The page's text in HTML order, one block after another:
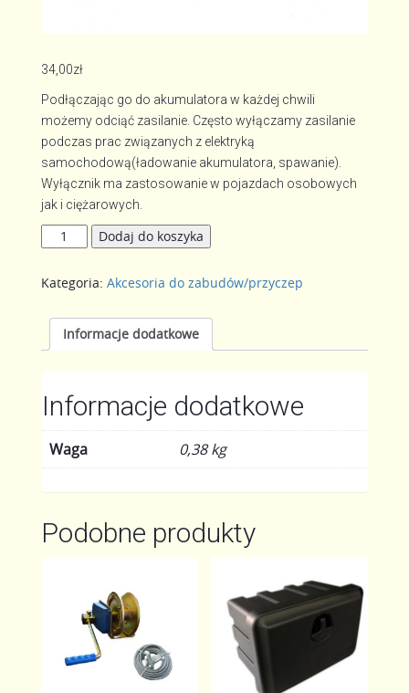
34,00zł
Podłączając go do akumulatora w każdej chwili
możemy odciąć zasilanie. Często wyłączamy zasilanie
podczas prac związanych z elektryką
samochodową(ładowanie akumulatora, spawanie).
Wyłącznik ma zastosowanie w pojazdach osobowych
jak i ciężarowych.
ilość
Wyłącznik
do
Dodaj do koszyka
Kategoria: Akcesoria do zabudów/przyczep
Informacje dodatkowe
Informacje dodatkowe
Waga 0,38 kg
Podobne produkty